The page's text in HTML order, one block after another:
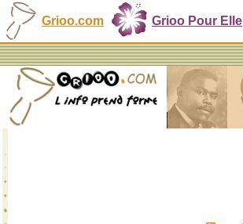
Grioo.com Grioo Pour Elle